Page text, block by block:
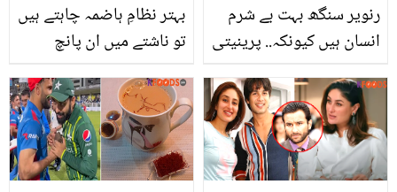
بہتر نظامِ ہاضمہ چاہتے ہیں
تو ناشتے میں ان پانچ
کریں، جانیں یہ غذائیں
کونسی ہیں
رنویر سنگھ بہت بے شرم
انسان ہیں کیونکہ.. پرینیتی
متعلق چونکا دینے والا
انکشاف